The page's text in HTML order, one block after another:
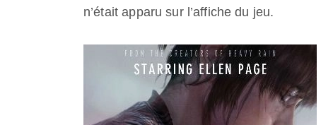
n’était apparu sur l’affiche du jeu.